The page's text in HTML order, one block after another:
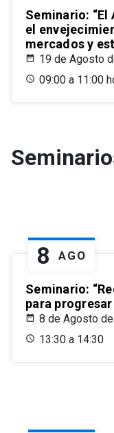
Seminario:
el
mercados y
19 de Agosto
09:00 a 11:00
8 AGO
Seminario:
para
8 de Agosto
13:30 a 14:30